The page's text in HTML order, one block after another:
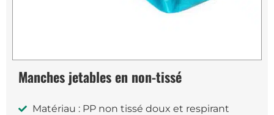
Manches jetables en non-tissé
Matériau : PP non tissé doux et respirant